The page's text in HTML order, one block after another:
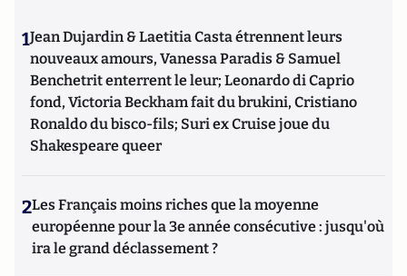
1Jean Dujardin & Laetitia Casta étrennent leurs
nouveaux amours, Vanessa Paradis & Samuel
Benchetrit enterrent le leur; Leonardo di Caprio
fond, Victoria Beckham fait du brukini, Cristiano
Ronaldo du bisco-fils; Suri ex Cruise joue du
Shakespeare queer
2Les Français moins riches que la moyenne
européenne pour la 3e année consécutive : jusqu'où
ira le grand déclassement ?